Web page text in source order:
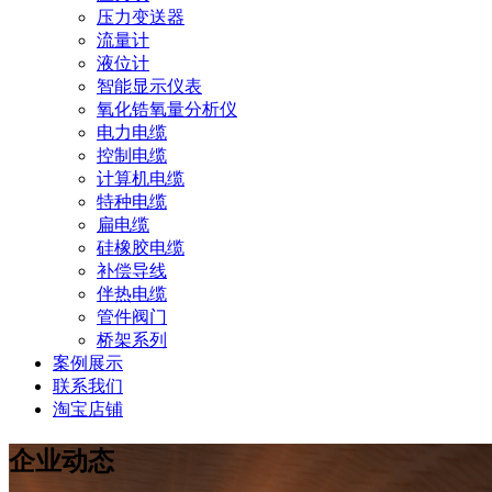
压力变送器
流量计
液位计
智能显示仪表
氧化锆氧量分析仪
电力电缆
控制电缆
计算机电缆
特种电缆
扁电缆
硅橡胶电缆
补偿导线
伴热电缆
管件阀门
桥架系列
案例展示
联系我们
淘宝店铺
企业动态